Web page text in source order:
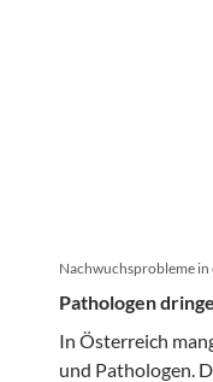
Nachwuchsprobleme
Pathologen
In Österreich
und Pathologen.